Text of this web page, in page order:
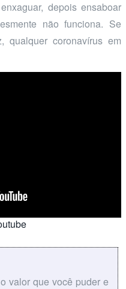
depois ensaboar
não funciona. Se
qualquer coronavírus em
valor que você puder e